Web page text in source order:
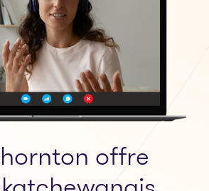
offre